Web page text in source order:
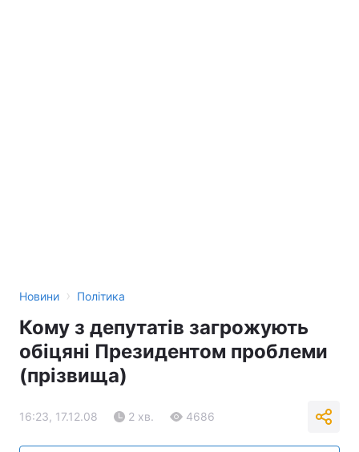
Новини › Політика
Кому з депутатів загрожують
обіцяні Президентом проблеми
(прізвища)
16:23, 17.12.08 2 хв. 4686